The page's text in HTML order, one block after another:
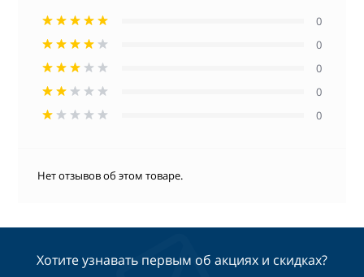
0
0
0
0
0
Нет отзывов об этом товаре.
Хотите узнавать первым об акциях и скидках?